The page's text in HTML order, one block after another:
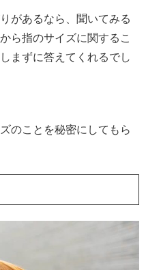
があるなら、聞いてみる
ら指のサイズに関するこ
まずに答えてくれるでし
のことを秘密にしてもら